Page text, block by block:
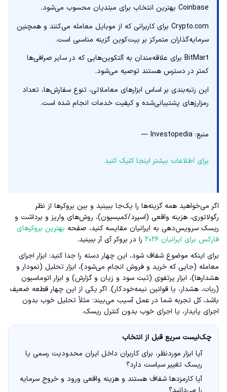
Coinbase بهترین انتخاب برای مبتدیان محسوب می‌شود.
Crypto.com برای کاربرانی که از موبایل معامله می‌کنند و همچنین
سرمایه‌گذاران متمرکز بر بیت‌کوین گزینه مناسبی است.
BitMart برای علاقه‌مندان به آلتکوین‌هایی که در سایر صرافی‌ها
کمتر در دسترس هستند توصیه می‌شود.
این رتبه‌بندی بر اساس ابزارهای معاملاتی، تنوع سفارش‌ها، تعداد
رمزارزهای پشتیبانی‌شده و کیفیت خدمات انجام شده است.
منبع: Investopedia —
برای اطلاعات بیشتر اینجا کلیک کنید
اگر می‌خواهید همه گزینه‌ها را یک‌جا ببینید و بین بروکرها از نظر
رگولاتوری، هزینه واقعی (اسپرد/کمیسیون)، روش‌های واریز و برداشت و
ریسک سرویس‌دهی به ایرانیان مقایسه کنید، صفحه بهترین بروکرهای
فارکس برای ایرانیان ۲۰۲۶
را در بروکر آی آر ببینید.
برای اینکه موضوع شفاف شود، این چهار دسته را جدا کنید: ابزار اجرای
معامله (جایی که خرید و فروش انجام می‌شود)، ابزار تحلیل (نمودار و
هشدارها)، ابزار پرتفوی (ثبت سود و زیان و گزارش) و ابزار اتوماسیون
(ربات، هشدار، یا قوانین نیمه‌خودکار). اگر یکی از این چهار قطعه ضعیف
باشد، کل تجربه شما در عمل آسیب می‌بیند؛ مثلاً تحلیل خوب بدون
اجرای پایدار، یا اجرای خوب بدون کنترل ریسک.
چک‌لیست سریع قبل از انتخاب
آیا ابزار موردنظر، برای کاربران داخل ایران محدودیت رسمی یا
ریسک تغییر سیاست دارد؟
آیا کارمزدها شفاف هستند و هزینه واقعی ورود و خروج سرمایه